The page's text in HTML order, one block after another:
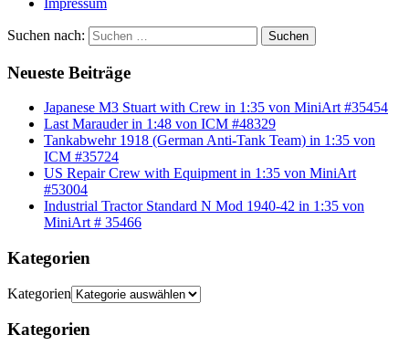
Suchen nach: Suchen
Neueste Beiträge
Japanese M3 Stuart with Crew in 1:35 von MiniArt #35454
Last Marauder in 1:48 von ICM #48329
Tankabwehr 1918 (German Anti-Tank Team) in 1:35 von
ICM #35724
US Repair Crew with Equipment in 1:35 von MiniArt
#53004
Industrial Tractor Standard N Mod 1940-42 in 1:35 von
MiniArt # 35466
Kategorien
Kategorien
Kategorien